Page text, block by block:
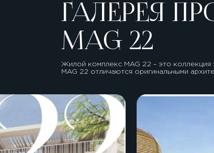
ГАЛЕРЕЯ
MAG 22
Жилой комплекс MAG 22 – это коллекция
MAG 22 отличаются оригинальными